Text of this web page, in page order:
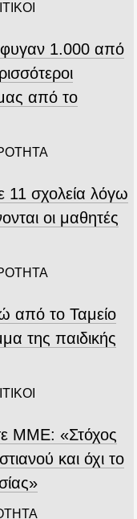
1.000 από
από το
σχολεία λόγω
οι μαθητές
από το Ταμείο
της παιδικής
ΜΜΕ: «Στόχος
και όχι το